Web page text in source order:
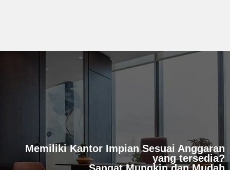
Memiliki Kantor Impian Sesuai Anggaran
yang tersedia?
Sangat Mungkin dan Mudah